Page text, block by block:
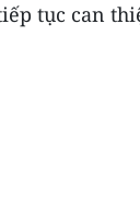
tục can